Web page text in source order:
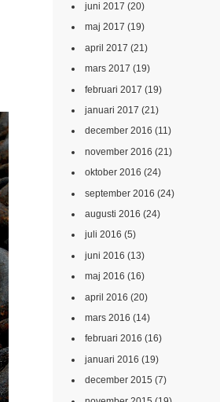
juni 2017 (20)
maj 2017 (19)
april 2017 (21)
mars 2017 (19)
februari 2017 (19)
januari 2017 (21)
december 2016 (11)
november 2016 (21)
oktober 2016 (24)
september 2016 (24)
augusti 2016 (24)
juli 2016 (5)
juni 2016 (13)
maj 2016 (16)
april 2016 (20)
mars 2016 (14)
februari 2016 (16)
januari 2016 (19)
december 2015 (7)